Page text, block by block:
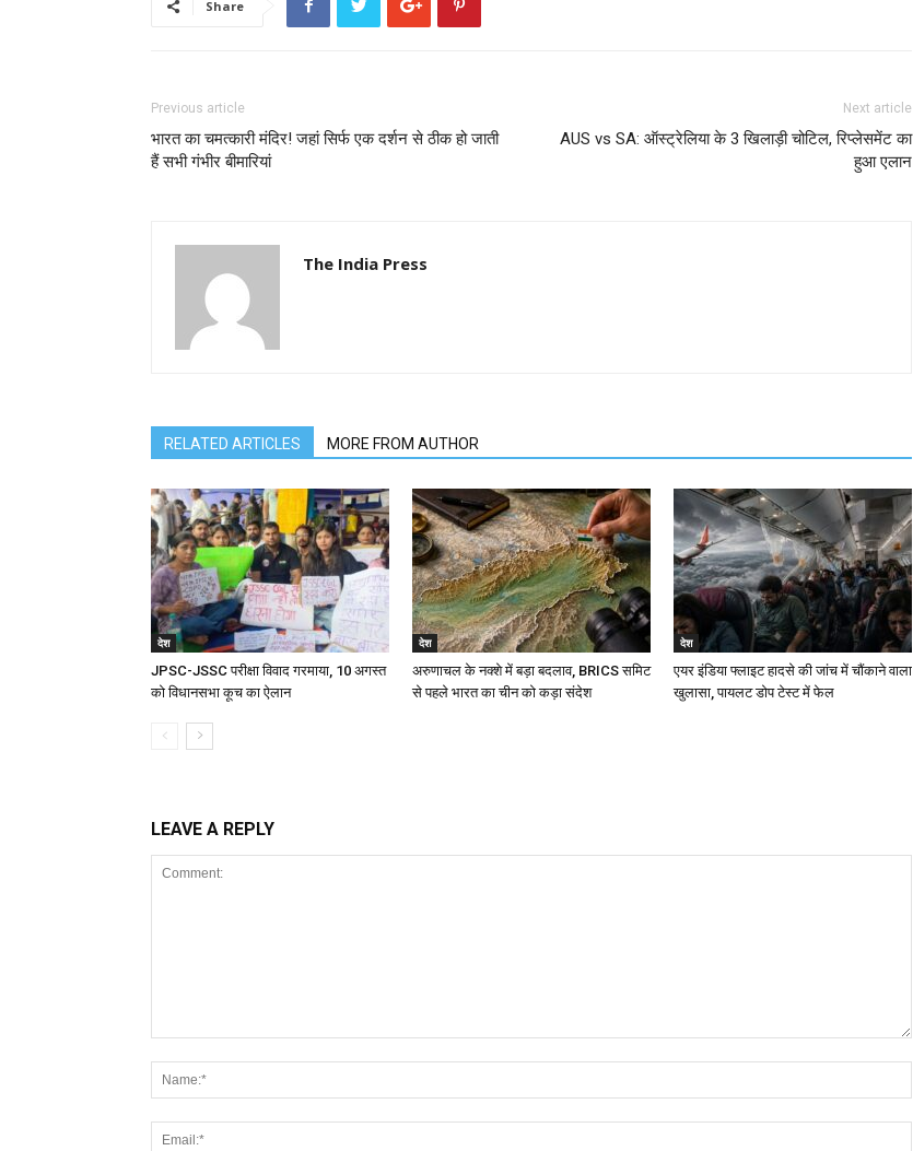
Share
Previous article
भारत का चमत्कारी मंदिर! जहां सिर्फ एक दर्शन से ठीक हो जाती
हैं सभी गंभीर बीमारियां
Next article
AUS vs SA: ऑस्‍ट्रेलिया के 3 खिलाड़ी चोटिल, रिप्‍लेसमेंट का
हुआ एलान
The India Press
RELATED ARTICLES MORE FROM AUTHOR
देश
JPSC-JSSC परीक्षा विवाद गरमाया, 10 अगस्त
को विधानसभा कूच का ऐलान
देश
अरुणाचल के नक्शे में बड़ा बदलाव, BRICS समिट
से पहले भारत का चीन को कड़ा संदेश
देश
एयर इंडिया फ्लाइट हादसे की जांच में चौंकाने वाला
खुलासा, पायलट डोप टेस्ट में फेल
LEAVE A REPLY